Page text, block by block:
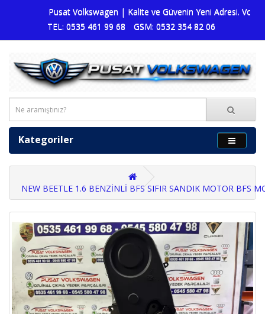
Pusat Volkswagen | Kalite ve Güvenin Yeni Adresi.
TEL: 0535 461 99 68
GSM: 0532 354 82 06
Kategoriler
NEW BEETLE 1.6 BENZİNLİ BFS SIFIR SANDIK MOTOR BFS